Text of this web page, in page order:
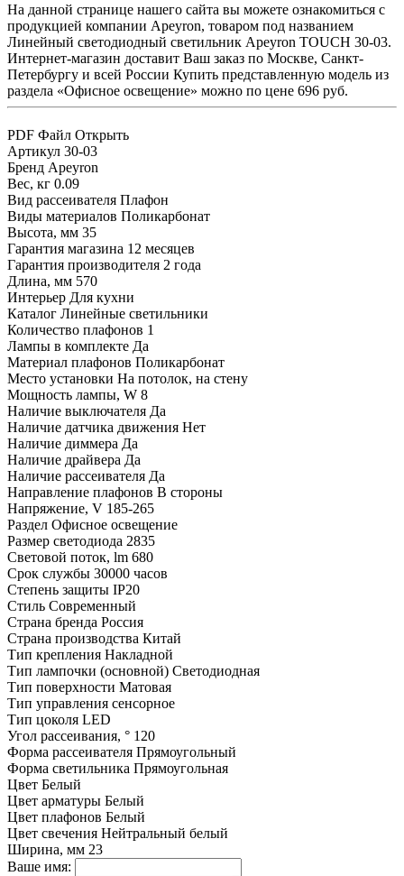
На данной странице нашего сайта вы можете ознакомиться с
продукцией компании Apeyron, товаром под названием
Линейный светодиодный светильник Apeyron TOUCH 30-03.
Интернет-магазин доставит Ваш заказ по Москве, Санкт-
Петербургу и всей России Купить представленную модель из
раздела «Офисное освещение» можно по цене 696 руб.
PDF Файл Открыть
Артикул 30-03
Бренд Apeyron
Вес, кг 0.09
Вид рассеивателя Плафон
Виды материалов Поликарбонат
Высота, мм 35
Гарантия магазина 12 месяцев
Гарантия производителя 2 года
Длина, мм 570
Интерьер Для кухни
Каталог Линейные светильники
Количество плафонов 1
Лампы в комплекте Да
Материал плафонов Поликарбонат
Место установки На потолок, на стену
Мощность лампы, W 8
Наличие выключателя Да
Наличие датчика движения Нет
Наличие диммера Да
Наличие драйвера Да
Наличие рассеивателя Да
Направление плафонов В стороны
Напряжение, V 185-265
Раздел Офисное освещение
Размер светодиода 2835
Световой поток, lm 680
Срок службы 30000 часов
Степень защиты IP20
Стиль Современный
Страна бренда Россия
Страна производства Китай
Тип крепления Накладной
Тип лампочки (основной) Светодиодная
Тип поверхности Матовая
Тип управления сенсорное
Тип цоколя LED
Угол рассеивания, ° 120
Форма рассеивателя Прямоугольный
Форма светильника Прямоугольная
Цвет Белый
Цвет арматуры Белый
Цвет плафонов Белый
Цвет свечения Нейтральный белый
Ширина, мм 23
Ваше имя: